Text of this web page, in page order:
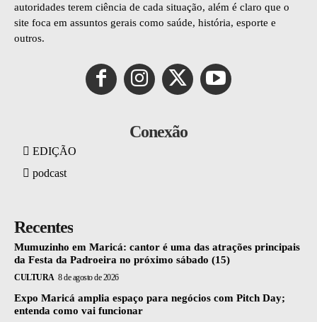
autoridades terem ciência de cada situação, além é claro que o
site foca em assuntos gerais como saúde, história, esporte e
outros.
Conexão
EDIÇÃO
podcast
Recentes
Mumuzinho em Maricá: cantor é uma das atrações principais
da Festa da Padroeira no próximo sábado (15)
CULTURA 8 de agosto de 2026
Expo Maricá amplia espaço para negócios com Pitch Day;
entenda como vai funcionar